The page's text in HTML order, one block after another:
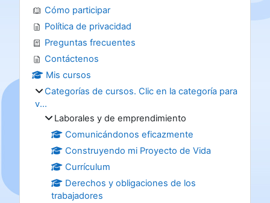
Cómo participar
Política de privacidad
Preguntas frecuentes
Contáctenos
Mis cursos
Categorías de cursos. Clic en la categoría para
v...
Laborales y de emprendimiento
Comunicándonos eficazmente
Construyendo mi Proyecto de Vida
Currículum
Derechos y obligaciones de los
trabajadores